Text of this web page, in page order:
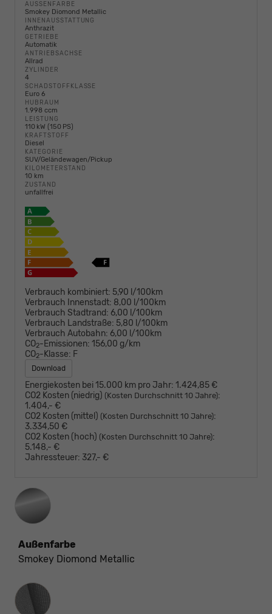
AUSSENFARBE
Smokey Diomond Metallic
INNENAUSSTATTUNG
Anthrazit
GETRIEBE
Automatik
ANTRIEBSACHSE
Allrad
ZYLINDER
4
SCHADSTOFFKLASSE
Euro 6
HUBRAUM
1.998 ccm
LEISTUNG
110 kW (150 PS)
KRAFTSTOFF
Diesel
KATEGORIE
SUV/Geländewagen/Pickup
KILOMETERSTAND
10 km
ZUSTAND
unfallfrei
Verbrauch kombiniert: 5,90 l/100km
Verbrauch Innenstadt: 8,00 l/100km
Verbrauch Stadtrand: 6,00 l/100km
Verbrauch Landstraße: 5,80 l/100km
Verbrauch Autobahn: 6,00 l/100km
CO2-Emissionen: 156,00 g/km
CO2-Klasse: F
Download
Energiekosten bei 15.000 km pro Jahr: 1.424,85 €
CO2 Kosten (niedrig) (Kosten Durchschnitt 10 Jahre):
1.404,- €
CO2 Kosten (mittel) (Kosten Durchschnitt 10 Jahre):
3.334,50 €
CO2 Kosten (hoch) (Kosten Durchschnitt 10 Jahre):
5.148,- €
Jahressteuer: 327,- €
Außenfarbe
Smokey Diomond Metallic
Innenausstattung